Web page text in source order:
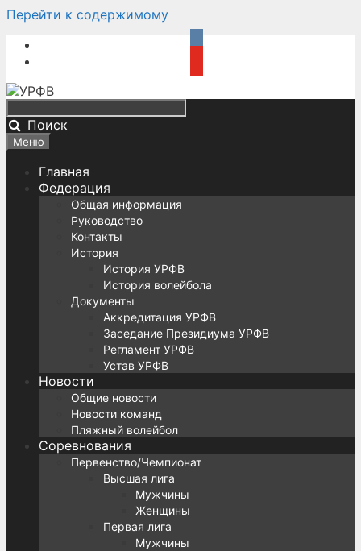
Перейти к содержимому
Поиск
Меню
Главная
Федерация
Общая информация
Руководство
Контакты
История
История УРФВ
История волейбола
Документы
Аккредитация УРФВ
Заседание Президиума УРФВ
Регламент УРФВ
Устав УРФВ
Новости
Общие новости
Новости команд
Пляжный волейбол
Соревнования
Первенство/Чемпионат
Высшая лига
Мужчины
Женщины
Первая лига
Мужчины